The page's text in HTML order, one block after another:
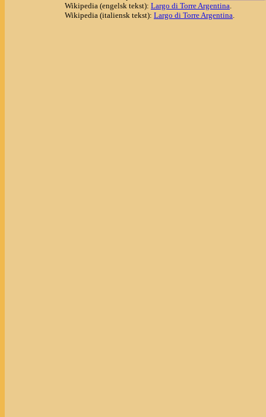
Wikipedia (engelsk tekst): Largo di Torre Argentina.
Wikipedia (italiensk tekst): Largo di Torre Argentina.